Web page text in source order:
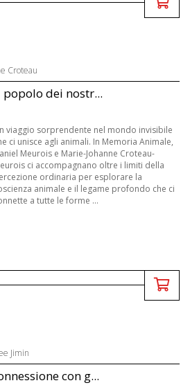
Croteau
dei nostr...
viaggio sorprendente nel mondo invisibile
ci unisce agli animali. In Memoria Animale,
Meurois e Marie-Johanne Croteau-
ci accompagnano oltre i limiti della
ordinaria per esplorare la
animale e il legame profondo che ci
a tutte le forme ...
Jimin
con g...